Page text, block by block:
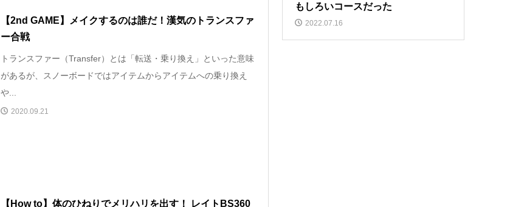
【2nd GAME】メイクするのは誰だ！漢気のトランスファ
ー合戦
トランスファー（Transfer）とは「転送・乗り換え」といった意味
があるが、スノーボードではアイテムからアイテムへの乗り換え
や...
2020.09.21
【How to】体のひねりでメリハリを出す！ レイトBS360
もしろいコースだった
2022.07.16